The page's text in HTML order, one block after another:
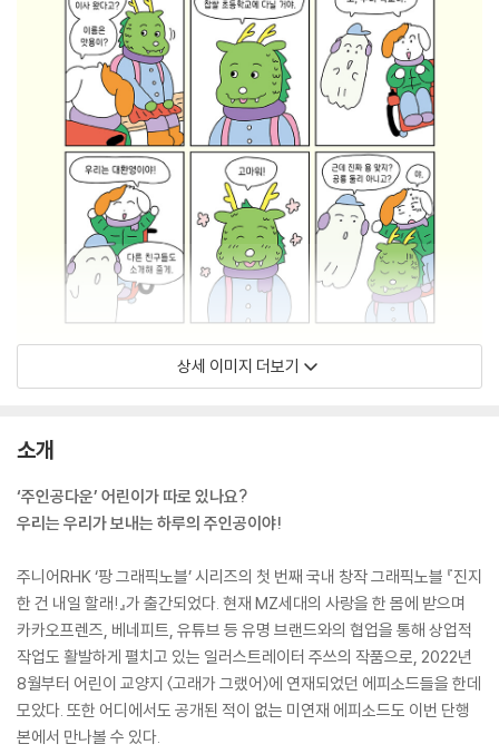
상세 이미지 더보기
소개
‘주인공다운’ 어린이가 따로 있나요?
우리는 우리가 보내는 하루의 주인공이야!
주니어RHK ‘팡 그래픽노블’ 시리즈의 첫 번째 국내 창작 그래픽노블 『진지
한 건 내일 할래!』가 출간되었다. 현재 MZ세대의 사랑을 한 몸에 받으며
카카오프렌즈, 베네피트, 유튜브 등 유명 브랜드와의 협업을 통해 상업적
작업도 활발하게 펼치고 있는 일러스트레이터 주쓰의 작품으로, 2022년
8월부터 어린이 교양지 〈고래가 그랬어〉에 연재되었던 에피소드들을 한데
모았다. 또한 어디에서도 공개된 적이 없는 미연재 에피소드도 이번 단행
본에서 만나볼 수 있다.